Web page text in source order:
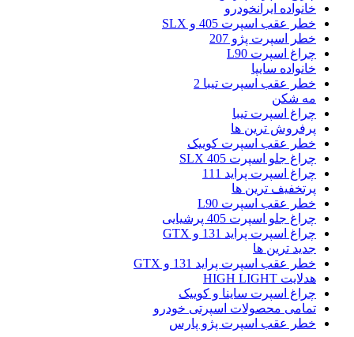
خانواده ایرانخودرو
خطر عقب اسپرت 405 و SLX
خطر اسپرت پژو 207
چراغ اسپرت L90
خانواده سایپا
خطر عقب اسپرت تیبا 2
مه شکن
چراغ اسپرت تیبا
پرفروش ترین ها
خطر عقب اسپرت کوییک
چراغ جلو اسپرت 405 SLX
چراغ اسپرت پراید 111
پرتخفیف ترین ها
خطر عقب اسپرت L90
چراغ جلو اسپرت 405 پرشیایی
چراغ اسپرت پراید 131 و GTX
جدید ترین ها
خطر عقب اسپرت پراید 131 و GTX
هدلایت HIGH LIGHT
چراغ اسپرت ساینا و کوییک
تمامی محصولات اسپرتی خودرو
خطر عقب اسپرت پژو پارس